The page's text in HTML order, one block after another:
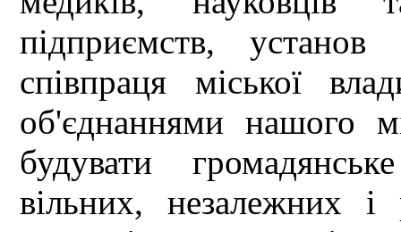
підприємств,
співпраця міської
об'єднаннями нашого
будувати
вільних, незалежних